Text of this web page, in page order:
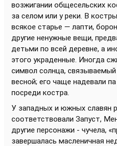
возжигании общесельских
за селом или у реки. В
всякое старье — лапти,
другие ненужные вещи,
детьми по всей деревне, а
этого украденные. Иногда
символ солнца,
весной; его чаще надевали
посреди костра.
У западных и южных славян
соответствовали Запуст,
другие персонажи - чучела,
завершалась масленичная